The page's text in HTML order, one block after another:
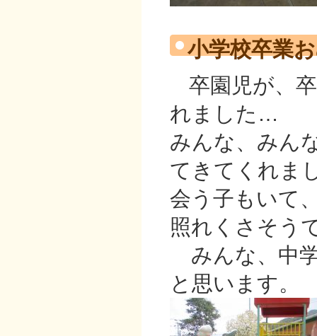
小学校卒業
卒園児が、
れました…
みんな、みん
てきてくれま
会う子もいて
照れくさそう
みんな、中
と思います。